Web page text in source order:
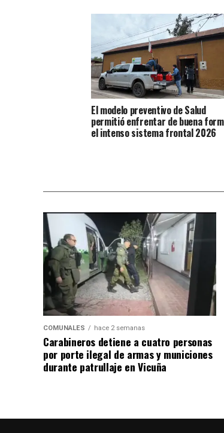
El modelo preventivo de Salud
permitió enfrentar de buena
el intenso sistema frontal 2026
COMUNALES hace 2 semanas
Carabineros detiene a cuatro personas
por porte ilegal de armas y municiones
durante patrullaje en Vicuña